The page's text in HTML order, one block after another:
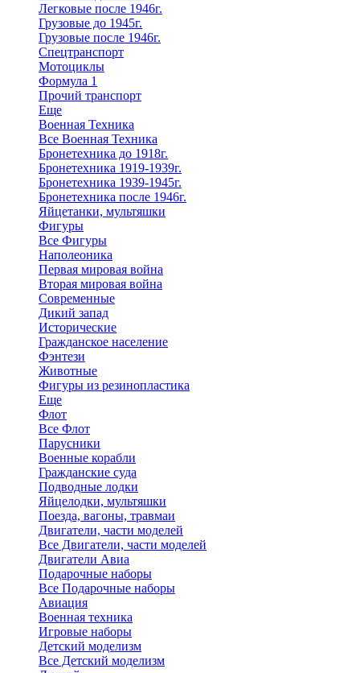
Легковые после 1946г.
Грузовые до 1945г.
Грузовые после 1946г.
Спецтранспорт
Мотоциклы
Формула 1
Прочий транспорт
Еще
Военная Техника
Все Военная Техника
Бронетехника до 1918г.
Бронетехника 1919-1939г.
Бронетехника 1939-1945г.
Бронетехника после 1946г.
Яйцетанки, мультяшки
Фигуры
Все Фигуры
Наполеоника
Первая мировая война
Вторая мировая война
Современные
Дикий запад
Исторические
Гражданское население
Фэнтези
Животные
Фигуры из резинопластика
Еще
Флот
Все Флот
Парусники
Военные корабли
Гражданские суда
Подводные лодки
Яйцелодки, мультяшки
Поезда, вагоны, травмаи
Двигатели, части моделей
Все Двигатели, части моделей
Двигатели Авиа
Подарочные наборы
Все Подарочные наборы
Авиация
Военная техника
Игровые наборы
Детский моделизм
Все Детский моделизм